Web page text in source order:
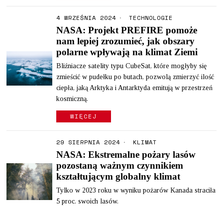
4 WRZEŚNIA 2024 TECHNOLOGIE
NASA: Projekt PREFIRE pomoże
nam lepiej zrozumieć, jak obszary
polarne wpływają na klimat Ziemi
Bliźniacze satelity typu CubeSat, które mogłyby się
zmieścić w pudełku po butach, pozwolą zmierzyć ilość
ciepła, jaką Arktyka i Antarktyda emitują w przestrzeń
kosmiczną.
WIĘCEJ
29 SIERPNIA 2024 KLIMAT
NASA: Ekstremalne pożary lasów
pozostaną ważnym czynnikiem
kształtującym globalny klimat
Tylko w 2023 roku w wyniku pożarów Kanada straciła
5 proc. swoich lasów.